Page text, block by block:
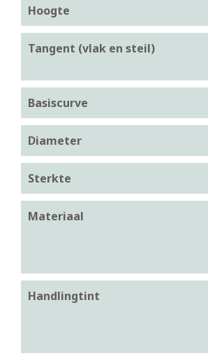
Hoogte
Tangent (vlak en steil)
Basiscurve
Diameter
Sterkte
Materiaal
Handlingtint